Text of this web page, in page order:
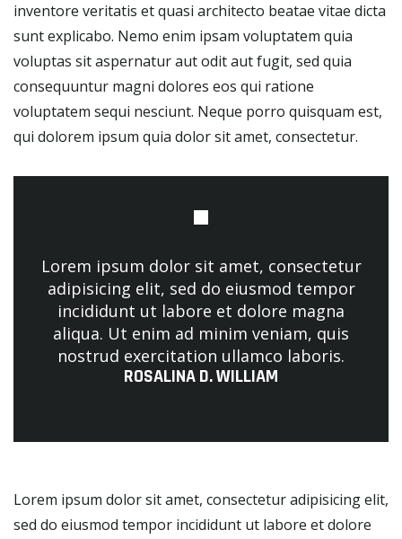
inventore veritatis et quasi architecto beatae vitae dicta
sunt explicabo. Nemo enim ipsam voluptatem quia
voluptas sit aspernatur aut odit aut fugit, sed quia
consequuntur magni dolores eos qui ratione
voluptatem sequi nesciunt. Neque porro quisquam est,
qui dolorem ipsum quia dolor sit amet, consectetur.
Lorem ipsum dolor sit amet, consectetur
adipisicing elit, sed do eiusmod tempor
incididunt ut labore et dolore magna
aliqua. Ut enim ad minim veniam, quis
nostrud exercitation ullamco laboris.
ROSALINA D. WILLIAM
Lorem ipsum dolor sit amet, consectetur adipisicing elit,
sed do eiusmod tempor incididunt ut labore et dolore